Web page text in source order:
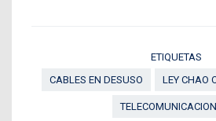
ETIQUETAS
CABLES EN DESUSO
LEY CHAO